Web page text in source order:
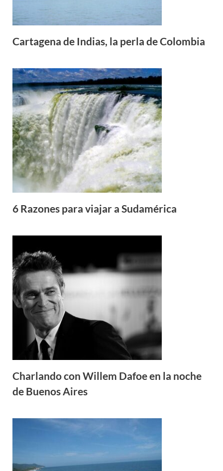
Cartagena de Indias, la perla de Colombia
6 Razones para viajar a Sudamérica
Charlando con Willem Dafoe en la noche
de Buenos Aires